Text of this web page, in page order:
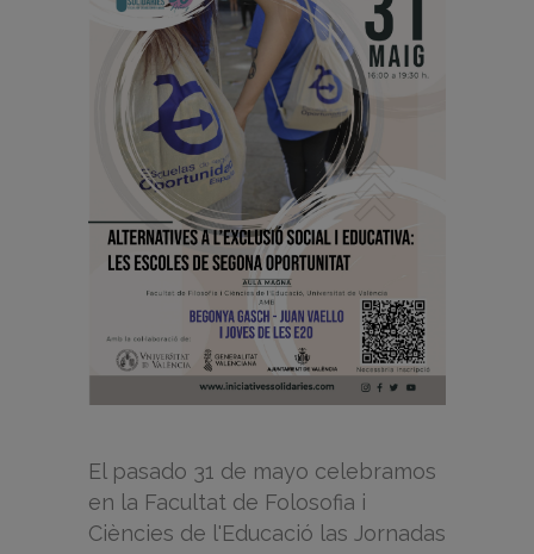
El pasado 31 de mayo celebramos
en la Facultat de Folosofia i
Ciències de l'Educació las Jornadas